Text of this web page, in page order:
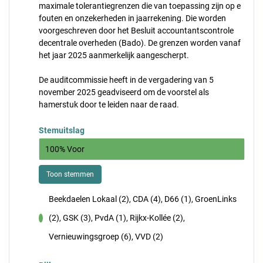
maximale tolerantiegrenzen die van toepassing zijn op e
fouten en onzekerheden in jaarrekening. Die worden
voorgeschreven door het Besluit accountantscontrole
decentrale overheden (Bado). De grenzen worden vanaf
het jaar 2025 aanmerkelijk aangescherpt.
De auditcommissie heeft in de vergadering van 5
november 2025 geadviseerd om de voorstel als
hamerstuk door te leiden naar de raad.
Stemuitslag
100% Voor
Toon stemmen
Beekdaelen Lokaal (2), CDA (4), D66 (1), GroenLinks
(2), GSK (3), PvdA (1), Rijkx-Kollée (2),
Vernieuwingsgroep (6), VVD (2)